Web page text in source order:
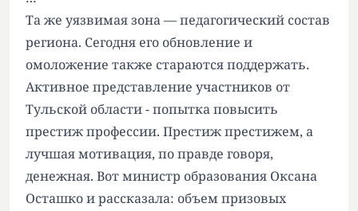
Та же уязвимая зона — педагогический состав
региона. Сегодня его обновление и
омоложение также стараются поддержать.
Активное представление участников от
Тульской области - попытка повысить
престиж профессии. Престиж престижем, а
лучшая мотивация, по правде говоря,
денежная. Вот министр образования Оксана
Осташко и рассказала: объем призовых